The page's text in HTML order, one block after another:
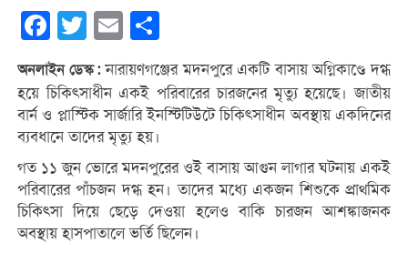
Facebook
Twitter Email
অনলাইন ডেস্ক : নারায়ণগঞ্জের মদনপুরে একটি বাসায় অগ্নিকাণ্ডে দগ্ধ
হয়ে চিকিৎসাধীন একই পরিবারের চারজনের মৃত্যু হয়েছে। জাতীয়
বার্ন ও প্লাস্টিক সার্জারি ইনস্টিটিউটে চিকিৎসাধীন অবস্থায় একদিনের
ব্যবধানে তাদের মৃত্যু হয়।
গত ১১ জুন ভোরে মদনপুরের ওই বাসায় আগুন লাগার ঘটনায় একই
পরিবারের পাঁচজন দগ্ধ হন। তাদের মধ্যে একজন শিশুকে প্রাথমিক
চিকিৎসা দিয়ে ছেড়ে দেওয়া হলেও বাকি চারজন আশঙ্কাজনক
অবস্থায় হাসপাতালে ভর্তি ছিলেন।